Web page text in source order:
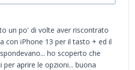
un po' di volte aver riscontrato
con iPhone 13 per il tasto + ed il
ho scoperto che
aprire le opzioni... buona